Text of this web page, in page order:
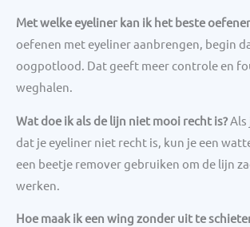
Met welke eyeliner kan ik het beste
oefenen met eyeliner aanbrengen, begin
oogpotlood. Dat geeft meer controle en
weghalen.
Wat doe ik als de lijn niet mooi recht is?Als
dat je eyeliner niet recht is, kun je een
een beetje remover gebruiken om de lijn
werken.
Hoe maak ik een wing zonder uit te